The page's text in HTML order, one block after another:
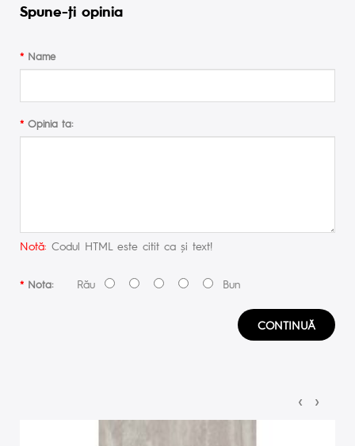
Spune-ţi opinia
Name
Opinia ta:
Notă: Codul HTML este citit ca şi text!
Nota:Rău Bun
CONTINUĂ
‹ ›